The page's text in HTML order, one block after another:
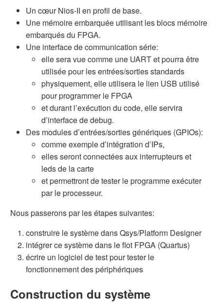
Un cœur Nios-II en profil de base.
Une mémoire embarquée utilisant les blocs mémoire
embarqués du FPGA.
Une interface de communication série:
elle sera vue comme une UART et pourra être
utilisée pour les entrées/sorties standards
physiquement, elle utilisera le lien USB utilisé
pour programmer le FPGA
et durant l’exécution du code, elle servira
d’interface de debug.
Des modules d’entrées/sorties génériques (GPIOs):
comme exemple d’intégration d’IPs,
elles seront connectées aux interrupteurs et
leds de la carte
et permettront de tester le programme exécuter
par le processeur.
Nous passerons par les étapes suivantes:
construire le système dans Qsys/Platform Designer
intégrer ce système dans le flot FPGA (Quartus)
écrire un logiciel de test pour tester le
fonctionnement des périphériques
Construction du système